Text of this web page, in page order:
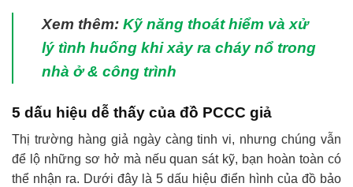
Xem thêm: Kỹ năng thoát hiểm và xử
lý tình huống khi xảy ra cháy nổ trong
nhà ở & công trình
5 dấu hiệu dễ thấy của đồ PCCC giả
Thị trường hàng giả ngày càng tinh vi, nhưng chúng vẫn
để lộ những sơ hở mà nếu quan sát kỹ, bạn hoàn toàn có
thể nhận ra. Dưới đây là 5 dấu hiệu điển hình của đồ bảo